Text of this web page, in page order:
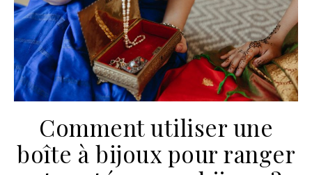
Comment utiliser une
boîte à bijoux pour ranger